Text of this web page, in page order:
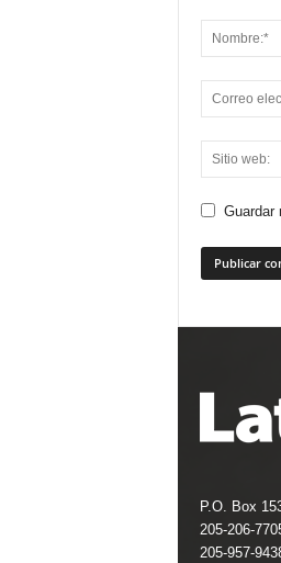
Guardar
P.O. Box
205-206-
205-957-